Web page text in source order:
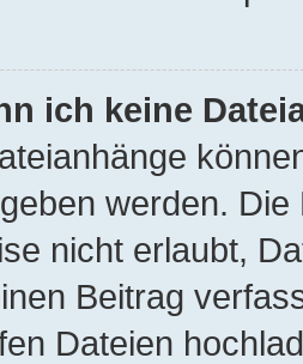
ich keine
werden.
nicht erlaubt,
Beitrag
Dateien